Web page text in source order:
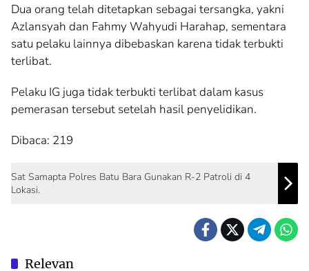
Dua orang telah ditetapkan sebagai tersangka, yakni
Azlansyah dan Fahmy Wahyudi Harahap, sementara
satu pelaku lainnya dibebaskan karena tidak terbukti
terlibat.
Pelaku IG juga tidak terbukti terlibat dalam kasus
pemerasan tersebut setelah hasil penyelidikan.
Dibaca: 219
Sat Samapta Polres Batu Bara Gunakan R-2 Patroli di 4
Lokasi.
Relevan